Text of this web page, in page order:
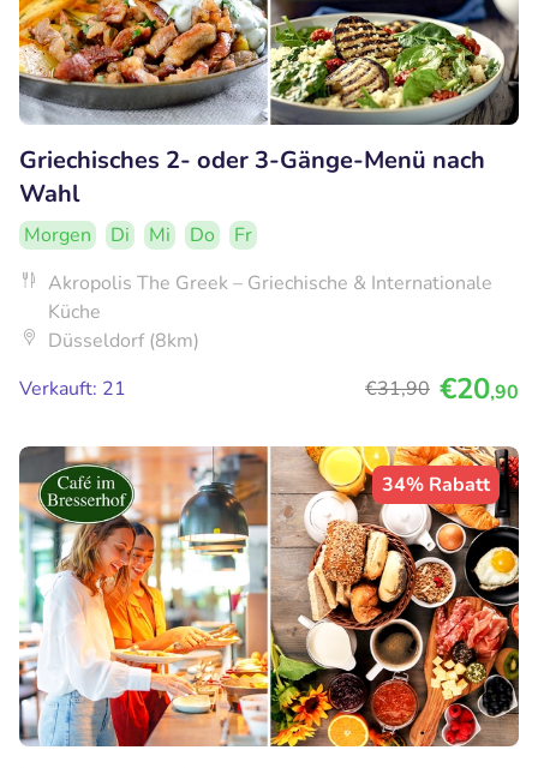
Griechisches 2- oder 3-Gänge-Menü nach
Wahl
Morgen Di Mi Do
Fr
Akropolis The Greek – Griechische & Internationale
Küche
Düsseldorf (8km)
Verkauft: 21
€31,90 €20,90
34% Rabatt